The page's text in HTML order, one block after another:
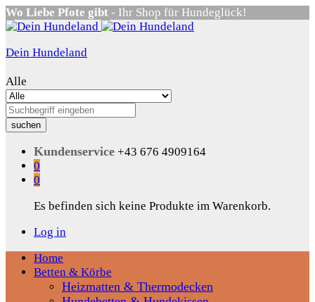
Wo Liebe Pfote gibt - Ihr Shop für Hundeglück!
Dein Hundeland
Alle
suchen
Kundenservice +43 676 4909164
0
0
Es befinden sich keine Produkte im Warenkorb.
Log in
Home
Betten & Körbe
Heizmatten & Thermodecken